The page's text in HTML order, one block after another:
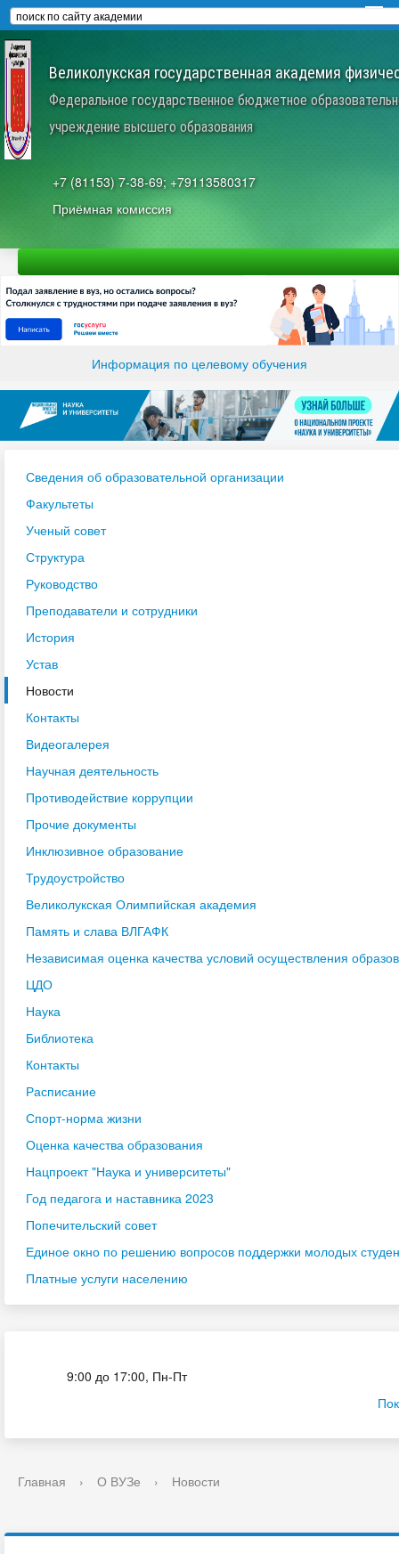
Великолукская государственная академия
Федеральное государственное бюджетное
учреждение высшего образования
+7 (81153) 7-38-69; +79113580317
Приёмная комиссия
Информация по целевому обучения
Сведения об образовательной организации
Факультеты
Ученый совет
Структура
Руководство
Преподаватели и сотрудники
История
Устав
Новости
Контакты
Видеогалерея
Научная деятельность
Противодействие коррупции
Прочие документы
Инклюзивное образование
Трудоустройство
Великолукская Олимпийская академия
Память и слава ВЛГАФК
Независимая оценка качества условий осуществления
ЦДО
Наука
Библиотека
Контакты
Расписание
Спорт-норма жизни
Оценка качества образования
Нацпроект "Наука и университеты"
Год педагога и наставника 2023
Попечительский совет
Единое окно по решению вопросов поддержки молодых
Платные услуги населению
9:00 до 17:00, Пн-Пт
Главная › О ВУЗе › Новости